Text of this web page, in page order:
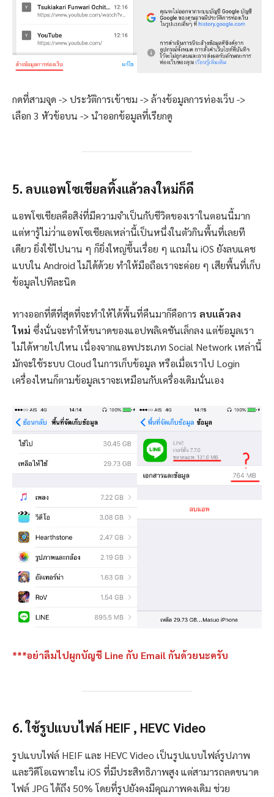
กดที่สามจุด -> ประวัติการเข้าชม -> ล้างข้อมูลการท่องเว็บ ->
เลือก 3 หัวข้อบน -> นำออกข้อมูลที่เรียกดู
5. ลบแอพโซเชียลทิ้งแล้วลงใหม่ก็ดี
แอพโซเชียลคือสิง่ที่มีความจำเป็นกับชีวิตของเราในตอนนี้มาก
แต่หารู้ไม่ว่่าแอพโซเชียลเหล่านี้เป็นหนึ่งในตัวกินพื้นที่เลยที
เดียว ยิ่งใช้ไปนาน ๆ ก็ยิ่งใหญ่ขึ้นเรื่อย ๆ แถมใน iOS ยังลบแคช
แบบใน Android ไม่ได้ด้วย ทำให้มือถือเราจะค่อย ๆ เสียพื้นที่เก็บ
ข้อมูลไปทีละนิด
ทางออกที่ดีที่สุดที่จะทำให้ได้พื้นที่คืนมาก็คือการ ลบแล้วลง
ใหม่ ซึ่งนั่นจะทำให้ขนาดของแอปพลิเคชันเล็กลง แต่ข้อมูลเรา
ไม่ได้หายไปไหน เนื่องจากแอพประเภท Social Network เหล่านี้
มักจะใช้ระบบ Cloud ในการเก็บข้อมูล หรือเมื่อเราไป Login
เครื่องไหนก็ตามข้อมูลเราจะเหมือนกับเครื่องเดิมนั่นเอง
***อย่าลืมไปผูกบัญชี Line กับ Email กันด้วยนะครับ
6. ใช้รูปแบบไฟล์ HEIF , HEVC Video
รูปแบบไฟล์ HEIF และ HEVC Video เป็นรูปแบบไฟล์รูปภาพ
และวิดีโอเฉพาะใน iOS ที่มีประสิทธิภาพสูง แต่สามารถลดขนาด
ไฟล์ JPG ได้ถึง 50% โดยที่รูปยังคงมีคุณภาพคงเดิม ช่วย